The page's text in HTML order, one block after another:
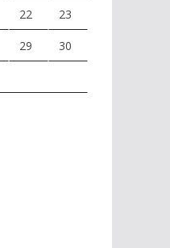
22 23
29 30